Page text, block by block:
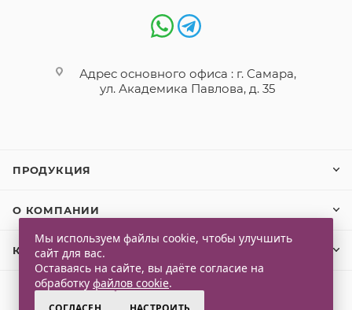
Адрес основного офиса : г. Самара,
ул. Академика Павлова, д. 35
ПРОДУКЦИЯ
О КОМПАНИИ
КЛИЕНТАМ
Мы используем файлы cookie, чтобы улучшить
сайт для вас.
Оставаясь на сайте, вы даёте согласие на
обработку файлов cookie.